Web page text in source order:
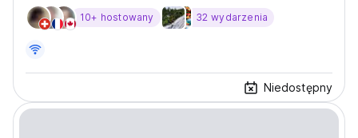
10+ hostowany 32 wydarzenia
Niedostępny